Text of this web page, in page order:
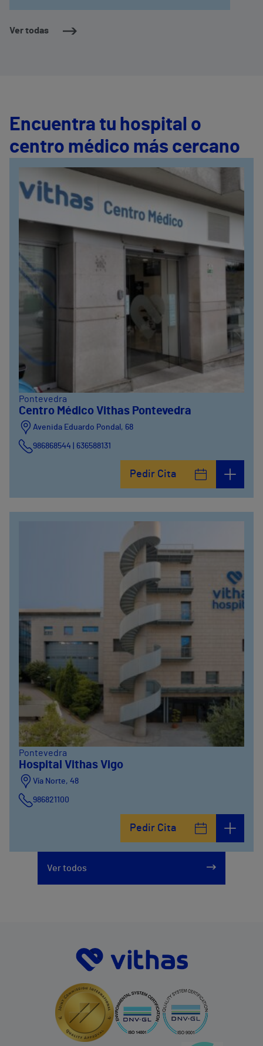
Ver todas
próximo día 6 de mayo, estará la Dra. María
Caeiro Aguado.
Encuentra tu hospital o
centro médico más cercano
Pontevedra
Centro Médico Vithas Pontevedra
Avenida Eduardo Pondal, 68
986868544 | 636588131
Pedir Cita
Pontevedra
Hospital Vithas Vigo
Vía Norte, 48
986821100
Pedir Cita
Ver todos